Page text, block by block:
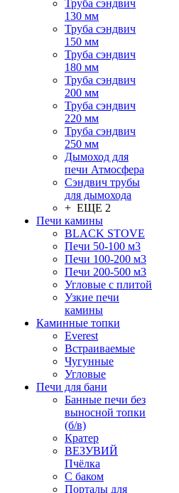
Труба сэндвич
130 мм
Труба сэндвич
150 мм
Труба сэндвич
180 мм
Труба сэндвич
200 мм
Труба сэндвич
220 мм
Труба сэндвич
250 мм
Дымоход для
печи Атмосфера
Сэндвич трубы
для дымохода
+ ЕЩЕ 2
Печи камины
BLACK STOVE
Печи 50-100 м3
Печи 100-200 м3
Печи 200-500 м3
Угловые с плитой
Узкие печи
камины
Каминные топки
Everest
Встраиваемые
Чугунные
Угловые
Печи для бани
Банные печи без
выносной топки
(б/в)
Кратер
ВЕЗУВИЙ
Пчёлка
С баком
Порталы для